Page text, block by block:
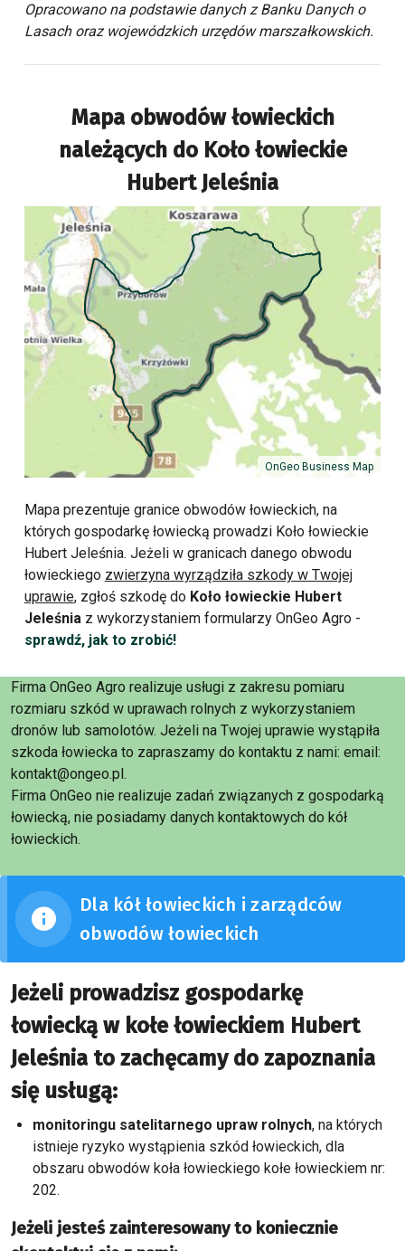
Mapa obwodów łowieckich
należących do Koło łowieckie
Hubert Jeleśnia
OnGeo Business Map
Mapa prezentuje granice obwodów łowieckich, na
których gospodarkę łowiecką prowadzi Koło łowieckie
Hubert Jeleśnia. Jeżeli w granicach danego obwodu
łowieckiego zwierzyna wyrządziła szkody w Twojej
uprawie, zgłoś szkodę do Koło łowieckie Hubert
Jeleśniaz wykorzystaniem formularzy OnGeo Agro -
sprawdź, jak to zrobić!
Opracowano na podstawie danych z Banku Danych o
Lasach oraz wojewódzkich urzędów marszałkowskich.
Firma OnGeo Agro realizuje usługi z zakresu pomiaru
rozmiaru szkód w uprawach rolnych z wykorzystaniem
dronów lub samolotów. Jeżeli na Twojej uprawie wystąpiła
szkoda łowiecka to zapraszamy do kontaktu z nami: email:
kontakt@ongeo.pl.
Firma OnGeo nie realizuje zadań związanych z gospodarką
łowiecką, nie posiadamy danych kontaktowych do kół
łowieckich.
Dla kół łowieckich i zarządców
obwodów łowieckich
Jeżeli prowadzisz gospodarkę
łowiecką w kołe łowieckiem Hubert
Jeleśnia to zachęcamy do zapoznania
się usługą:
monitoringu satelitarnego upraw rolnych, na których
istnieje ryzyko wystąpienia szkód łowieckich, dla
obszaru obwodów koła łowieckiego kołe łowieckiem nr:
202.
Jeżeli jesteś zainteresowany to koniecznie